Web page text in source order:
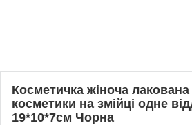
Косметичка жіноча
косметики на змійці одне
19*10*7см Чорна